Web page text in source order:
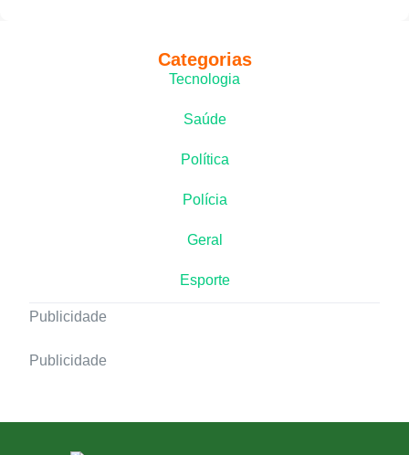
Categorias
Tecnologia
Saúde
Política
Polícia
Geral
Esporte
Publicidade
Publicidade